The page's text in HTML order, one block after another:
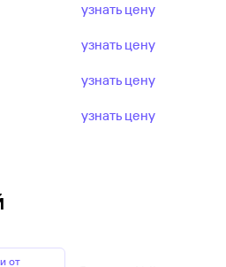
узнать цену
узнать цену
узнать цену
узнать цену
от